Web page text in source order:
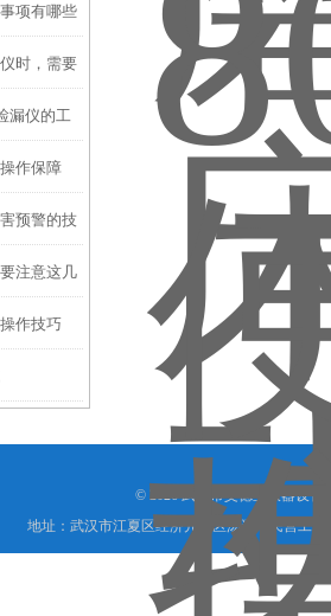
项有哪些
时，需要
漏仪的工
作保障
预警的技
注意这几
作技巧
© 2026 武汉市艾德宝仪器设备
地址：武汉市江夏区经济开发区汤逊湖民营工业